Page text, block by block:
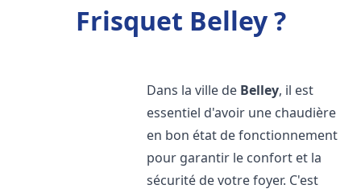
Frisquet Belley ?
Dans la ville de Belley, il est
essentiel d'avoir une chaudière
en bon état de fonctionnement
pour garantir le confort et la
sécurité de votre foyer. C'est